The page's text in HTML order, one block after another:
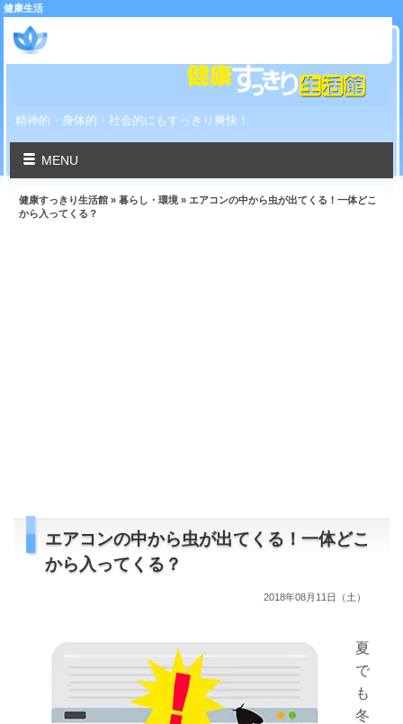
健康生活
精神的・身体的・社会的にもすっきり爽快！
MENU
健康すっきり生活館 »暮らし・環境 » エアコンの中から虫が出てくる！一体どこ
から入ってくる？
エアコンの中から虫が出てくる！一体どこ
から入ってくる？
2018年08月11日（土）
夏
で
も
冬